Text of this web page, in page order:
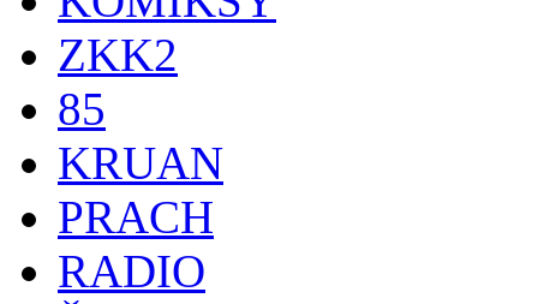
ZKK2
85
KRUAN
PRACH
RADIO